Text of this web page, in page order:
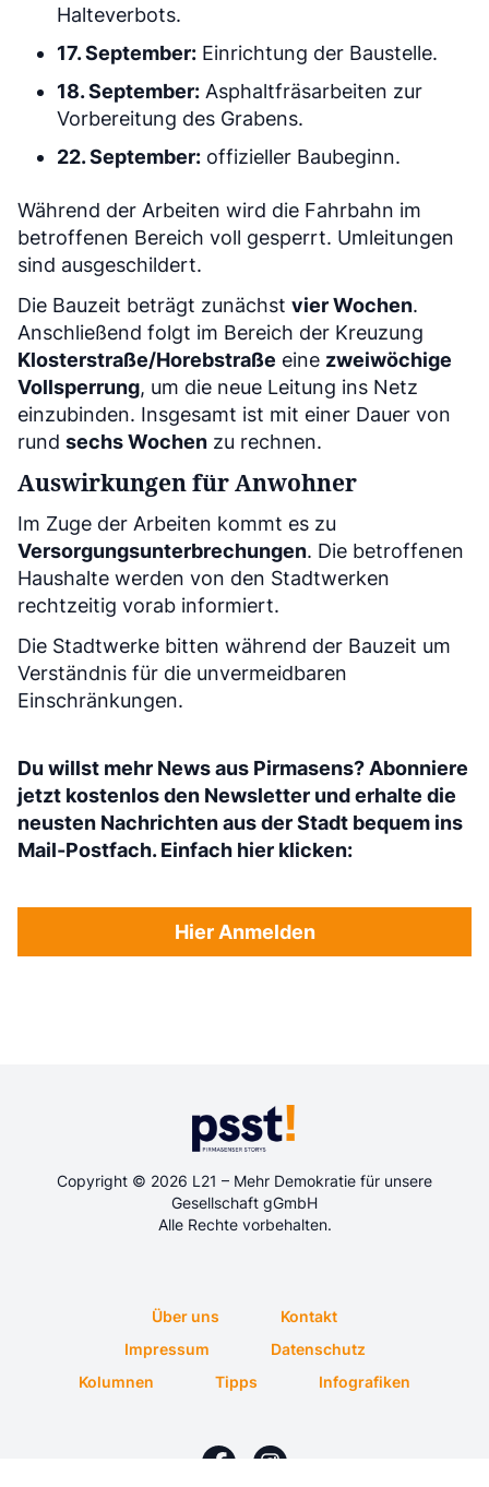
Halteverbots.
17. September: Einrichtung der Baustelle.
18. September: Asphaltfräsarbeiten zur
Vorbereitung des Grabens.
22. September: offizieller Baubeginn.
Während der Arbeiten wird die Fahrbahn im
betroffenen Bereich voll gesperrt. Umleitungen
sind ausgeschildert.
Die Bauzeit beträgt zunächst vier Wochen.
Anschließend folgt im Bereich der Kreuzung
Klosterstraße/Horebstraße eine zweiwöchige
Vollsperrung, um die neue Leitung ins Netz
einzubinden. Insgesamt ist mit einer Dauer von
rund sechs Wochen zu rechnen.
Auswirkungen für Anwohner
Im Zuge der Arbeiten kommt es zu
Versorgungsunterbrechungen. Die betroffenen
Haushalte werden von den Stadtwerken
rechtzeitig vorab informiert.
Die Stadtwerke bitten während der Bauzeit um
Verständnis für die unvermeidbaren
Einschränkungen.
Du willst mehr News aus Pirmasens? Abonniere
jetzt kostenlos den Newsletter und erhalte die
neusten Nachrichten aus der Stadt bequem ins
Mail-Postfach. Einfach hier klicken:
Hier Anmelden
Copyright © 2026 L21 – Mehr Demokratie für unsere
Gesellschaft gGmbH
Alle Rechte vorbehalten.
Über uns
Kontakt
Impressum
Datenschutz
Kolumnen
Tipps Infografiken